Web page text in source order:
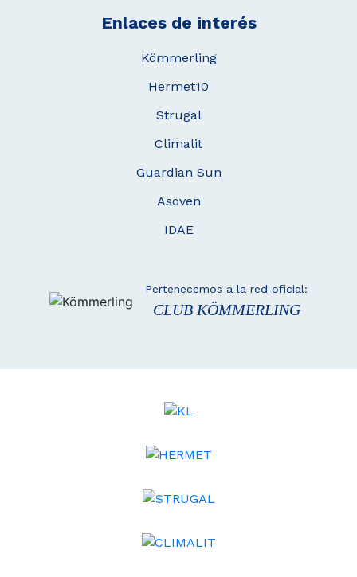
Enlaces de interés
Kömmerling
Hermet10
Strugal
Climalit
Guardian Sun
Asoven
IDAE
Pertenecemos a la red oficial:
CLUB KÖMMERLING